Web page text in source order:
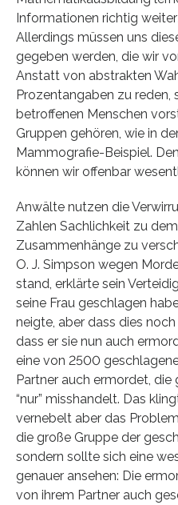
Informationen richtig
Allerdings müssen uns
gegeben werden, die wir
Anstatt von abstrakten
Prozentangaben zu reden,
betroffenen Menschen
Gruppen gehören, wie in
Mammografie-Beispiel.
können wir offenbar
Anwälte nutzen die
Zahlen Sachlichkeit zu
Zusammenhänge zu
O. J. Simpson wegen
stand, erklärte sein
seine Frau geschlagen
neigte, aber dass dies
dass er sie nun auch
eine von 2500
Partner auch ermordet,
“nur” misshandelt. Das
vernebelt aber das
die große Gruppe der
sondern sollte sich eine
genauer ansehen: Die
von ihrem Partner auch